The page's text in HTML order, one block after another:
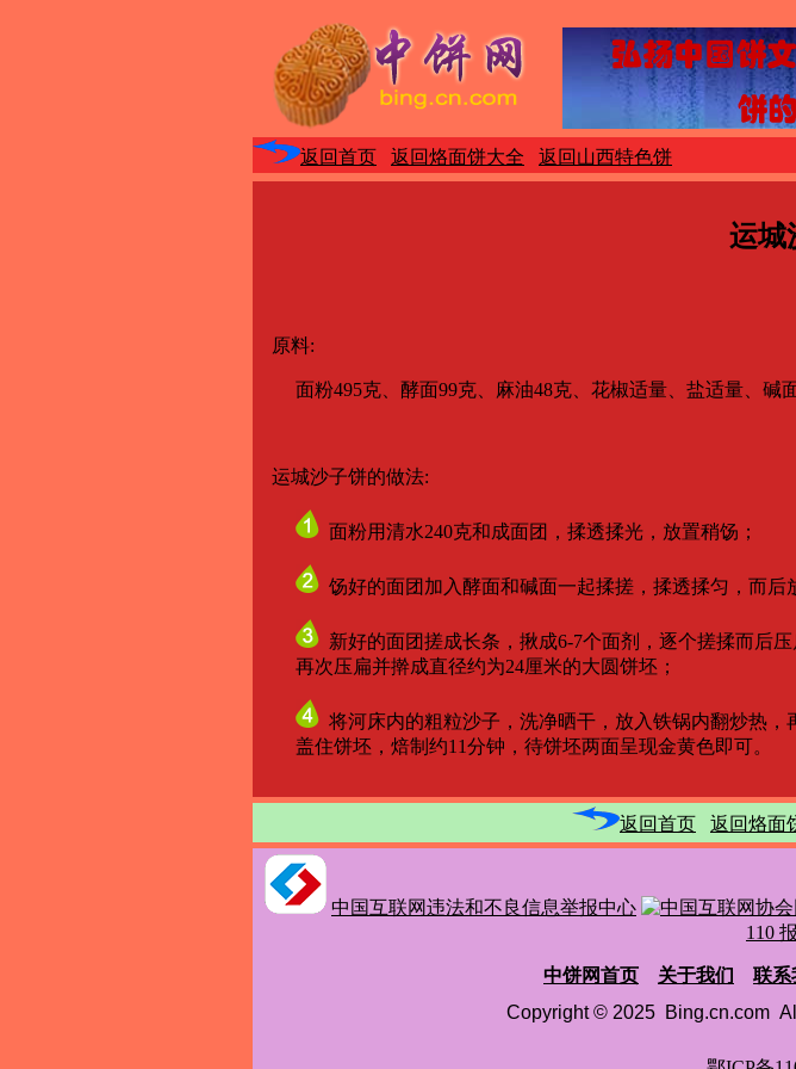
返回首页 返回烙面饼大全 返回山西特色饼
运城
原料:
面粉495克、酵面99克、麻油48克、花椒适量、盐适量、碱面
运城沙子饼的做法:
面粉用清水240克和成面团，揉透揉光，放置稍饧；
饧好的面团加入酵面和碱面一起揉搓，揉透揉匀，而后
新好的面团搓成长条，揪成6-7个面剂，逐个搓揉而后
再次压扁并擀成直径约为24厘米的大圆饼坯；
将河床内的粗粒沙子，洗净晒干，放入铁锅内翻炒热
盖住饼坯，焙制约11分钟，待饼坯两面呈现金黄色即可。
返回首页 返回烙面
中国互联网违法和不良信息举报中心
110
中饼网首页 关于我们 联系
Copyright © 2025 Bing.cn.com